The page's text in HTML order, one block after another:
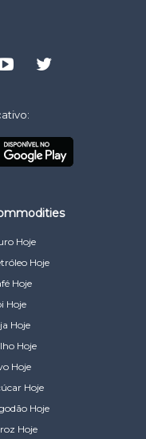
Hoje
Hoje
Hoje
Hoje
Hoje
Hoje
Hoje
Hoje
Hoje
Hoje